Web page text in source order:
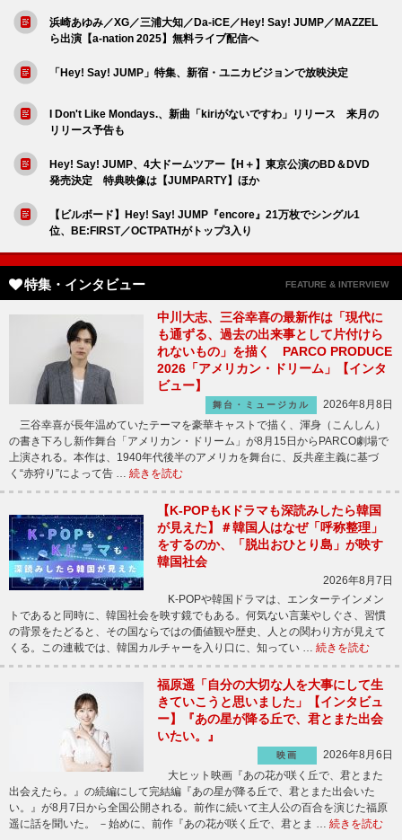
浜崎あゆみ／XG／三浦大知／Da-iCE／Hey! Say! JUMP／MAZZEL
ら出演【a-nation 2025】無料ライブ配信へ
「Hey! Say! JUMP」特集、新宿・ユニカビジョンで放映決定
I Don't Like Mondays.、新曲「kiriがないですわ」リリース 来月の
リリース予告も
Hey! Say! JUMP、4大ドームツアー【H＋】東京公演のBD＆DVD
発売決定 特典映像は【JUMPARTY】ほか
【ビルボード】Hey! Say! JUMP『encore』21万枚でシングル1
位、BE:FIRST／OCTPATHがトップ3入り
特集・インタビュー FEATURE & INTERVIEW
中川大志、三谷幸喜の最新作は「現代に
も通ずる、過去の出来事として片付けら
れないもの」を描く PARCO PRODUCE
2026「アメリカン・ドリーム」【インタ
ビュー】
舞台・ミュージカル
2026年8月8日
三谷幸喜が長年温めていたテーマを豪華キャストで描く、渾身（こんしん）
の書き下ろし新作舞台「アメリカン・ドリーム」が8月15日からPARCO劇場で
上演される。本作は、1940年代後半のアメリカを舞台に、反共産主義に基づ
く“赤狩り”によって告 … 続きを読む
【K-POPもKドラマも深読みしたら韓国
が見えた】＃韓国人はなぜ「呼称整理」
をするのか、「脱出おひとり島」が映す
韓国社会
2026年8月7日
K-POPや韓国ドラマは、エンターテインメン
トであると同時に、韓国社会を映す鏡でもある。何気ない言葉やしぐさ、習慣
の背景をたどると、その国ならではの価値観や歴史、人との関わり方が見えて
くる。この連載では、韓国カルチャーを入り口に、知ってい … 続きを読む
福原遥「自分の大切な人を大事にして生
きていこうと思いました」【インタビュ
ー】『あの星が降る丘で、君とまた出会
いたい。』
映画
2026年8月6日
大ヒット映画『あの花が咲く丘で、君とまた
出会えたら。』の続編にして完結編『あの星が降る丘で、君とまた出会いた
い。』が8月7日から全国公開される。前作に続いて主人公の百合を演じた福原
遥に話を聞いた。 －始めに、前作『あの花が咲く丘で、君とま … 続きを読む